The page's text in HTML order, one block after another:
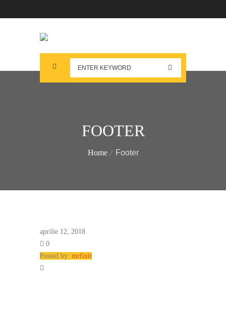
FOOTER
Home Footer
aprilie 12, 2018
0
Posted by: mrfixit